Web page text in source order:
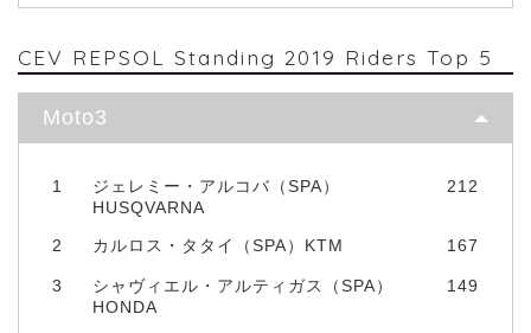
CEV REPSOL Standing 2019 Riders Top 5
Moto3
1
ジェレミー・アルコバ（SPA）
HUSQVARNA
212
2 カルロス・タタイ（SPA）KTM 167
3
シャヴィエル・アルティガス（SPA）
HONDA
149